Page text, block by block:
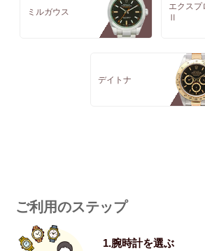
ミルガウス
エクスプ
Ⅱ
デイトナ
ご利用のステップ
1.腕時計を選ぶ